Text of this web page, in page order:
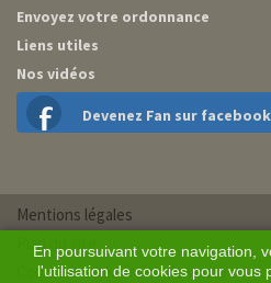
Envoyez votre ordonnance
Liens utiles
Nos vidéos
Devenez Fan sur facebook
En poursuivant votre navigation,
l'utilisation de cookies pour vous
Mentions légales
Plan du site
Conditions générales de vente